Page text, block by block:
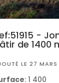
-
de 1400
LE 27
: 1 400